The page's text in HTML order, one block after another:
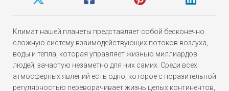
Климат нашей планеты представляет собой бесконечно
сложную систему взаимодействующих потоков воздуха,
воды и тепла, которая управляет жизнью миллиардов
людей, зачастую незаметно для них самих. Среди всех
атмосферных явлений есть одно, которое с поразительной
регулярностью переворачивает жизнь целых континентов,